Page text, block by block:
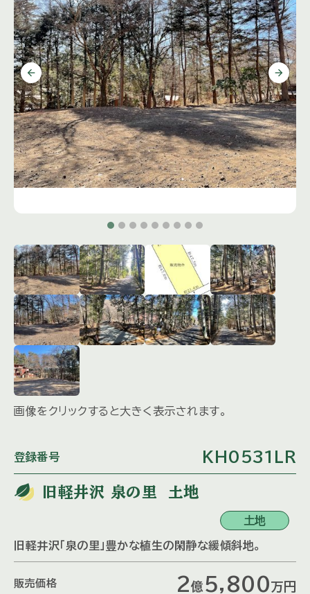
画像をクリックすると大きく表示されます。
登録番号 KH0531LR
旧軽井沢 泉の里 土地
土地
旧軽井沢「泉の里」豊かな植生の閑静な緩傾斜地。
販売価格 2億 5,800万 円